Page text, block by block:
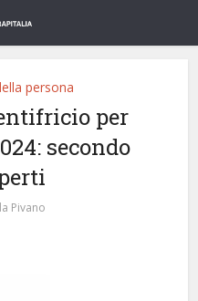
persona
per
secondo
Pivano